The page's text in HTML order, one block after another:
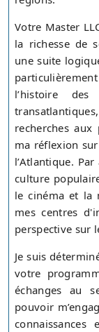
Votre Master
la richesse de
une suite
l’histoire
recherches
ma réflexion
l’Atlantique.
culture
le cinéma et la
mes centres
perspective sur
Je suis
votre
échanges au
pouvoir